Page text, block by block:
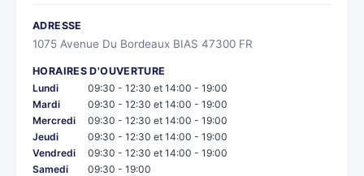
ADRESSE
1075 Avenue Du Bordeaux BIAS 47300 FR
HORAIRES D'OUVERTURE
Lundi
09:30 - 12:30 et 14:00 - 19:00
Mardi
09:30 - 12:30 et 14:00 - 19:00
Mercredi
09:30 - 12:30 et 14:00 - 19:00
Jeudi
09:30 - 12:30 et 14:00 - 19:00
Vendredi
09:30 - 12:30 et 14:00 - 19:00
Samedi
09:30 - 19:00